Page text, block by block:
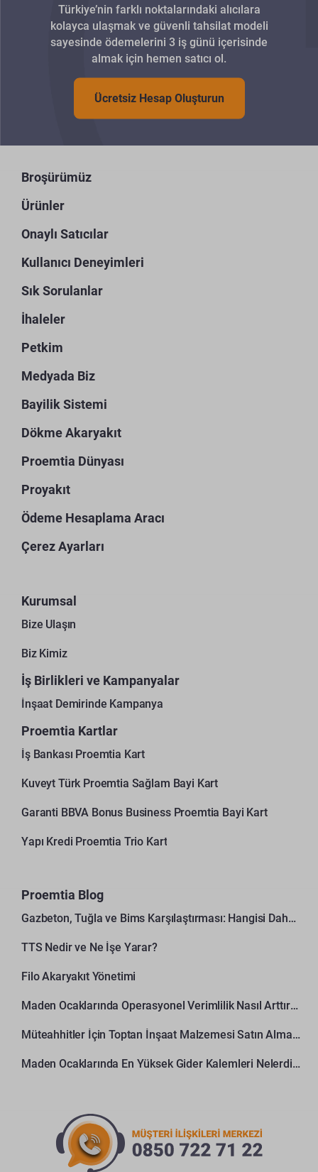
Türkiye’nin farklı noktalarındaki alıcılara
kolayca ulaşmak ve güvenli tahsilat modeli
sayesinde ödemelerini 3 iş günü içerisinde
almak için hemen satıcı ol.
Ücretsiz Hesap Oluşturun
Broşürümüz
Ürünler
Onaylı Satıcılar
Kullanıcı Deneyimleri
Sık Sorulanlar
İhaleler
Petkim
Medyada Biz
Bayilik Sistemi
Dökme Akaryakıt
Proemtia Dünyası
Proyakıt
Ödeme Hesaplama Aracı
Çerez Ayarları
Kurumsal
Bize Ulaşın
Biz Kimiz
İş Birlikleri ve Kampanyalar
İnşaat Demirinde Kampanya
Proemtia Kartlar
İş Bankası Proemtia Kart
Kuveyt Türk Proemtia Sağlam Bayi Kart
Garanti BBVA Bonus Business Proemtia Bayi Kart
Yapı Kredi Proemtia Trio Kart
Proemtia Blog
Gazbeton, Tuğla ve Bims Karşılaştırması: Hangisi Daha Avantajlı?
TTS Nedir ve Ne İşe Yarar?
Filo Akaryakıt Yönetimi
Maden Ocaklarında Operasyonel Verimlilik Nasıl Arttırılır?
Müteahhitler İçin Toptan İnşaat Malzemesi Satın Alma Rehberi
Maden Ocaklarında En Yüksek Gider Kalemleri Nelerdir?